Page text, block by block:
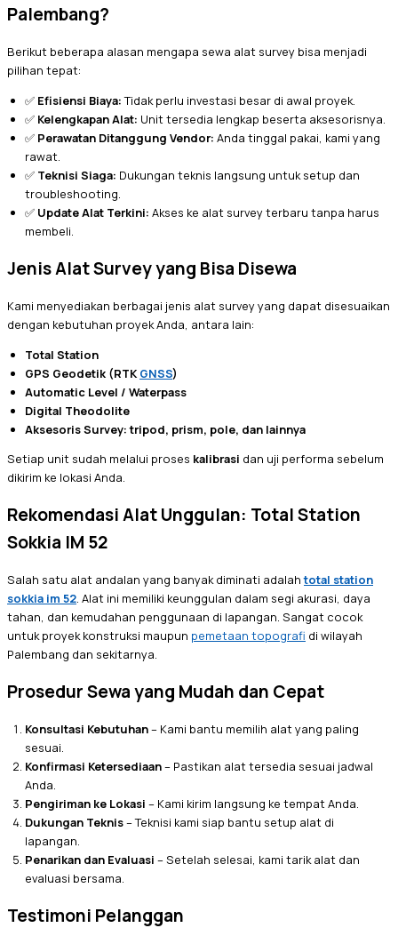
Palembang?
Berikut beberapa alasan mengapa sewa alat survey bisa menjadi
pilihan tepat:
✅ Efisiensi Biaya:Tidak perlu investasi besar di awal proyek.
✅ Kelengkapan Alat: Unit tersedia lengkap beserta aksesorisnya.
✅ Perawatan Ditanggung Vendor: Anda tinggal pakai, kami yang
rawat.
✅ Teknisi Siaga: Dukungan teknis langsung untuk setup dan
troubleshooting.
✅ Update Alat Terkini: Akses ke alat survey terbaru tanpa harus
membeli.
Jenis Alat Survey yang Bisa Disewa
Kami menyediakan berbagai jenis alat survey yang dapat disesuaikan
dengan kebutuhan proyek Anda, antara lain:
Total Station
GPS Geodetik (RTK GNSS)
Automatic Level / Waterpass
Digital Theodolite
Aksesoris Survey: tripod, prism, pole, dan lainnya
Setiap unit sudah melalui proses kalibrasi dan uji performa sebelum
dikirim ke lokasi Anda.
Rekomendasi Alat Unggulan: Total Station
Sokkia IM 52
Salah satu alat andalan yang banyak diminati adalahtotal station
sokkia im 52. Alat ini memiliki keunggulan dalam segi akurasi, daya
tahan, dan kemudahan penggunaan di lapangan. Sangat cocok
untuk proyek konstruksi maupun pemetaan topografi di wilayah
Palembang dan sekitarnya.
Prosedur Sewa yang Mudah dan Cepat
Konsultasi Kebutuhan– Kami bantu memilih alat yang paling
sesuai.
Konfirmasi Ketersediaan– Pastikan alat tersedia sesuai jadwal
Anda.
Pengiriman ke Lokasi – Kami kirim langsung ke tempat Anda.
Dukungan Teknis– Teknisi kami siap bantu setup alat di
lapangan.
Penarikan dan Evaluasi – Setelah selesai, kami tarik alat dan
evaluasi bersama.
Testimoni Pelanggan